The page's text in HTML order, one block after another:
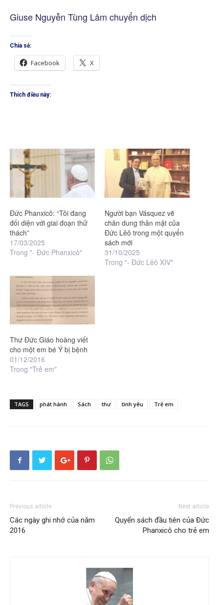
Giuse Nguyễn Tùng Lâm chuyển dịch
Chia sẻ:
Facebook X
Thích điều này:
Đức Phanxicô: “Tôi đang
đối diện với giai đoạn thử
thách”
17/03/2025
Trong "- Đức Phanxicô"
Người bạn Vásquez vẽ
chân dung thân mật của
Đức Lêô trong một quyển
sách mới
31/10/2025
Trong "- Đức Lêô XIV"
Thư Đức Giáo hoàng viết
cho một em bé Ý bị bệnh
01/12/2016
Trong "Trẻ em"
TAGS phát hành Sách thư tình yêu Trẻ em
Previous article
Các ngày ghi nhớ của năm
2016
Next article
Quyển sách đầu tiên của Đức
Phanxicô cho trẻ em